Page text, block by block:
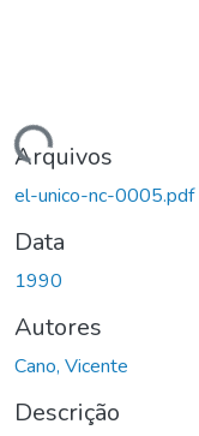
Arquivos
el-unico-nc-0005.pdf
Data
1990
Autores
Cano, Vicente
Descrição